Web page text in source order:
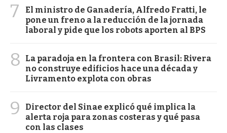
7
El ministro de Ganadería, Alfredo Fratti, le
pone un freno a la reducción de la jornada
laboral y pide que los robots aporten al BPS
8
La paradoja en la frontera con Brasil: Rivera
no construye edificios hace una década y
Livramento explota con obras
9
Director del Sinae explicó qué implica la
alerta roja para zonas costeras y qué pasa
con las clases